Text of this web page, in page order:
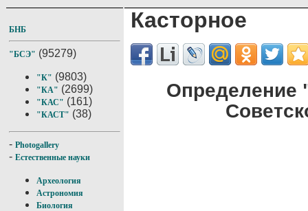
БНБ
"БСЭ" (95279)
"К" (9803)
"КА" (2699)
"КАС" (161)
"КАСТ" (38)
- Photogallery
- Естественные науки
Археология
Астрономия
Биология
Касторное
Определение